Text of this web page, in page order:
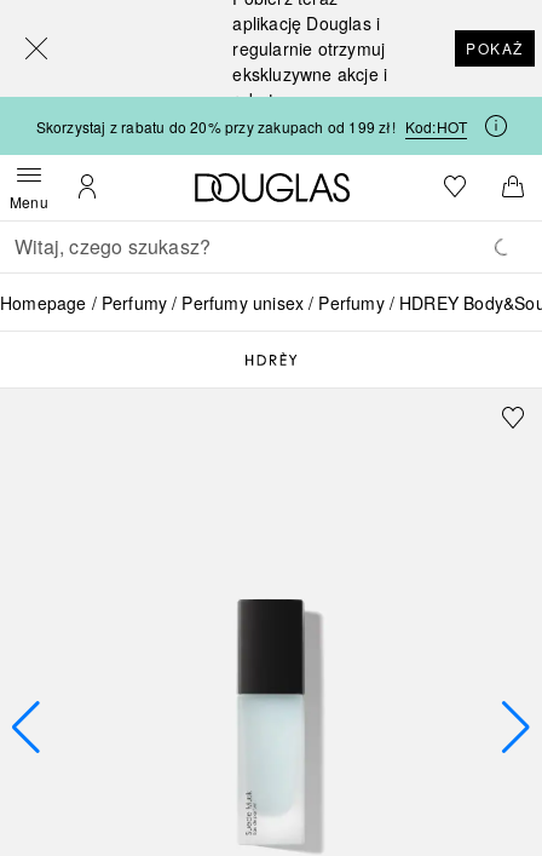
aplikację Douglas i
regularnie otrzymuj
ekskluzywne akcje i
rabaty
POKAŻ
Skorzystaj z rabatu do 20% przy zakupach od 199 zł! Kod:HOT
MenuOtwórz menuMoje konto
Strona główna Douglas
Do listyDo
Wracać
Wykonaj wyszukiwanie
Homepage Perfumy Perfumy unisex Perfumy HDREY
[navigation.slideout.screenreader]